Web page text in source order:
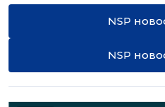
NSP
NSP